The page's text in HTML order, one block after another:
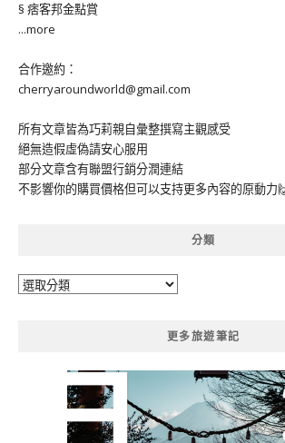
§ 痞客邦金點賞
...more
合作邀約：
cherryaroundworld@gmail.com
所有文章皆為巧莉親自彙整撰寫主觀感受
絕無造假虛偽請安心服用
部分文章含有聯盟行銷分潤連結
不影響你的購買價格但可以支持更多內容的原動力
分類
分
更多旅遊筆記